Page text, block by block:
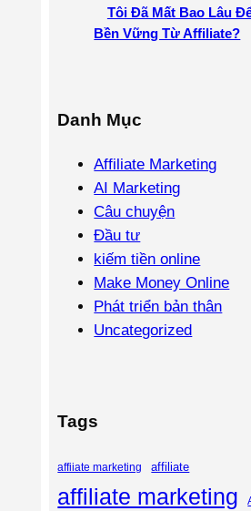
Tôi Đã Mất Bao Lâu
Bền Vững Từ Affiliate?
Danh Mục
Affiliate Marketing
AI Marketing
Câu chuyện
Đầu tư
kiếm tiền online
Make Money Online
Phát triển bản thân
Uncategorized
Tags
affiiate marketing affiliate
affiliate marketing